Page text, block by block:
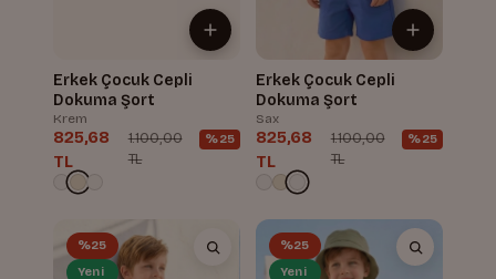
Erkek Çocuk Cepli
Dokuma Şort
Krem
825,68
TL
1.100,00
TL
%25
Erkek Çocuk Cepli
Dokuma Şort
Sax
825,68
TL
1.100,00
TL
%25
%25
Yeni
%25
Yeni